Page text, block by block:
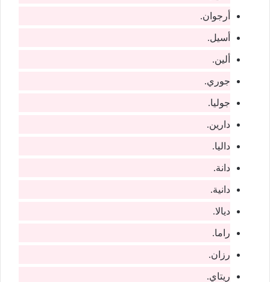
أرجوان.
أسيل.
ألين.
جوري.
جوليا.
دارين.
داليا.
دانة.
دانية.
ديالا.
راما.
رزان.
ريتاي.